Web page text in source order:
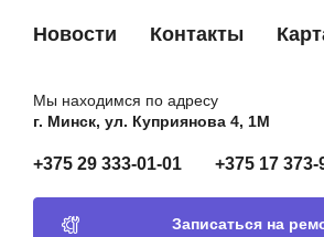
Новости Контакты
Мы находимся по адресу
г. Минск, ул. Куприянова 4, 1М
+375 29 333-01-01 +375 17 373-
Записаться на